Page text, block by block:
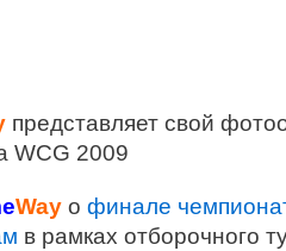
представляет свой
WCG 2009
Way о финале
в рамках отборочного